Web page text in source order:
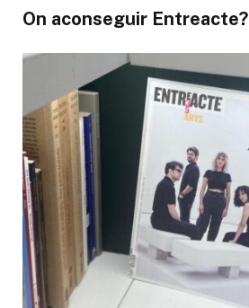
On aconseguir Entreacte?